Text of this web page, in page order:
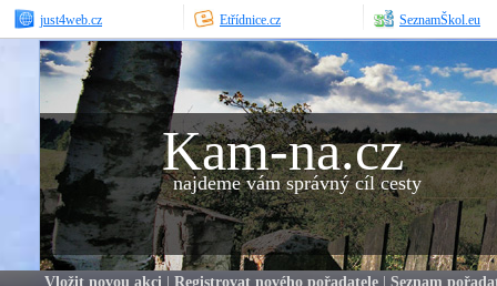
just4web.cz Etřídnice.cz SeznamŠkol.eu
Kam-na.cz
najdeme vám správný cíl cesty
Vložit novou akci | Registrovat nového pořadatele | Seznam